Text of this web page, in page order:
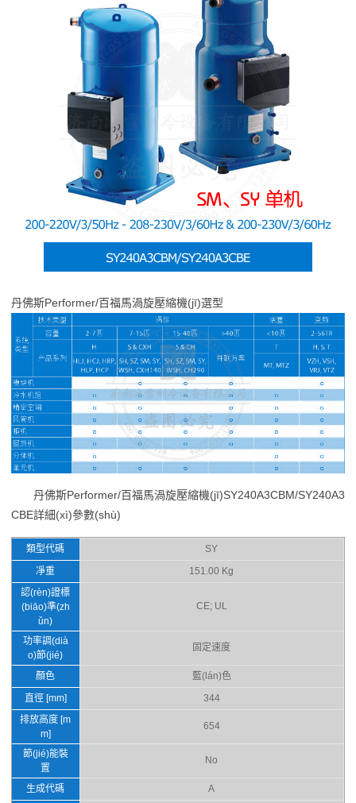
丹佛斯Performer/百福馬渦旋壓縮機(jī)選型
丹佛斯Performer/百福馬渦旋壓縮機(jī)SY240A3CBM/SY240A3
CBE詳細(xì)參數(shù)
類型代碼
SY
凈重
151.00 Kg
認(rèn)證標
(biāo)準(zh
ǔn)
CE; UL
功率調(dià
o)節(jié)
固定速度
顏色
藍(lán)色
直徑 [mm]
344
排放高度 [m
m]
654
節(jié)能裝
置
No
生成代碼
A